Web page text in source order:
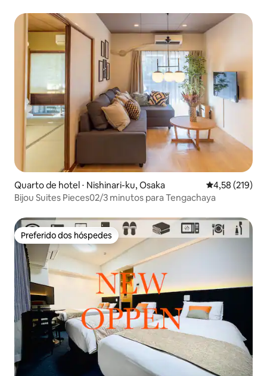
Quarto de hotel ⋅ Nishinari-ku, Osaka 4,58 de uma
4,58 (219)
Bijou Suites Pieces02/3 minutos para Tengachaya
Preferido dos hóspedes
Preferido dos hóspedes